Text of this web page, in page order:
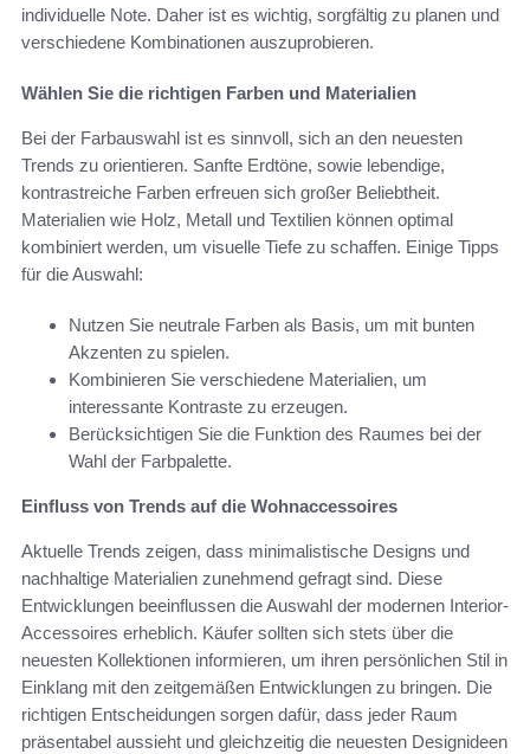
individuelle Note. Daher ist es wichtig, sorgfältig zu planen und
verschiedene Kombinationen auszuprobieren.
Wählen Sie die richtigen Farben und Materialien
Bei der Farbauswahl ist es sinnvoll, sich an den neuesten
Trends zu orientieren. Sanfte Erdtöne, sowie lebendige,
kontrastreiche Farben erfreuen sich großer Beliebtheit.
Materialien wie Holz, Metall und Textilien können optimal
kombiniert werden, um visuelle Tiefe zu schaffen. Einige Tipps
für die Auswahl:
Nutzen Sie neutrale Farben als Basis, um mit bunten
Akzenten zu spielen.
Kombinieren Sie verschiedene Materialien, um
interessante Kontraste zu erzeugen.
Berücksichtigen Sie die Funktion des Raumes bei der
Wahl der Farbpalette.
Einfluss von Trends auf die Wohnaccessoires
Aktuelle Trends zeigen, dass minimalistische Designs und
nachhaltige Materialien zunehmend gefragt sind. Diese
Entwicklungen beeinflussen die Auswahl der modernen Interior-
Accessoires erheblich. Käufer sollten sich stets über die
neuesten Kollektionen informieren, um ihren persönlichen Stil in
Einklang mit den zeitgemäßen Entwicklungen zu bringen. Die
richtigen Entscheidungen sorgen dafür, dass jeder Raum
präsentabel aussieht und gleichzeitig die neuesten Designideen